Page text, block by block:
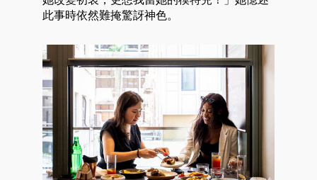
此事時依然難掩驚訝神色。